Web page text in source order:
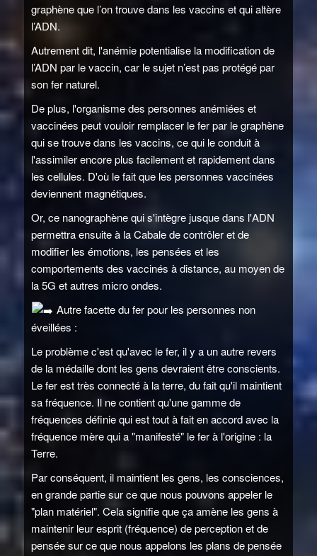
graphène que l’on trouve dans les vaccins et qui altère
l’ADN.
Autrement dit, l'anémie potentialise la modification de
l’ADN par le vaccin, car le sujet n’est pas protégé par
son fer naturel.
De plus, l'organisme des personnes anémiées et
vaccinées peut vouloir remplacer le fer par le graphène
qui se trouve dans les vaccins, ce qui le conduit à
l'assimiler encore plus facilement et rapidement dans
les cellules. D'où le fait que les personnes vaccinées
deviennent magnétiques.
Or, ce nanographène qui s'intègre jusque dans l'ADN
permettra ensuite à la Cabale de contrôler et de
modifier les émotions, les pensées et les
comportements des vaccinés à distance, au moyen de
la 5G et autres micro ondes.
Autre facette du fer pour les personnes non
éveillées :
Le problème c'est qu'avec le fer, il y a un autre revers
de la médaille dont les gens devraient être conscients.
Le fer est très connecté à la terre, du fait qu'il maintient
sa fréquence. Il ne contient qu'une gamme de
fréquences définie qui est tout à fait en accord avec la
fréquence mère qui a "manifesté" le fer à l'origine : la
Terre.
Par conséquent, il maintient les gens, les consciences,
en grande partie sur ce que nous pouvons appeler le
"plan matériel". Cela signifie que ça amène les gens à
maintenir leur esprit (fréquence) de perception et de
pensée sur ce que nous appelons les plans de pensée